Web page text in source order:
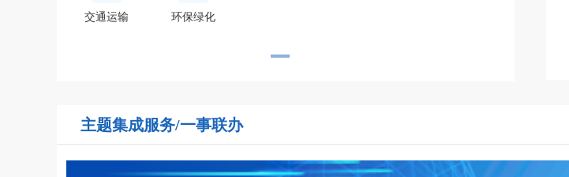
交通运输 环保绿化
主题集成服务/一事联办